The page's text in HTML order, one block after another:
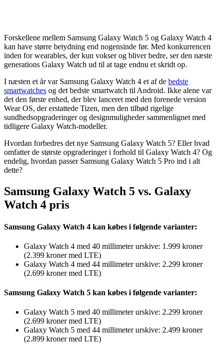
Forskellene mellem Samsung Galaxy Watch 5 og Galaxy Watch 4
kan have større betydning end nogensinde før. Med konkurrencen
inden for wearables, der kun vokser og bliver bedre, ser den næste
generations Galaxy Watch ud til at tage endnu et skridt op.
I næsten et år var Samsung Galaxy Watch 4 et af de bedste
smartwatches og det bedste smartwatch til Android. Ikke alene var
det den første enhed, der blev lanceret med den forenede version
Wear OS, der erstattede Tizen, men den tilbød rigelige
sundhedsopgraderinger og designmuligheder sammenlignet med
tidligere Galaxy Watch-modeller.
Hvordan forbedres det nye Samsung Galaxy Watch 5? Eller hvad
omfatter de største opgraderinger i forhold til Galaxy Watch 4? Og
endelig, hvordan passer Samsung Galaxy Watch 5 Pro ind i alt
dette?
Samsung Galaxy Watch 5 vs. Galaxy
Watch 4 pris
Samsung Galaxy Watch 4 kan købes i følgende varianter:
Galaxy Watch 4 med 40 millimeter urskive: 1.999 kroner
(2.399 kroner med LTE)
Galaxy Watch 4 med 44 millimeter urskive: 2.299 kroner
(2.699 kroner med LTE)
Samsung Galaxy Watch 5 kan købes i følgende varianter:
Galaxy Watch 5 med 40 millimeter urskive: 2.299 kroner
(2.699 kroner med LTE)
Galaxy Watch 5 med 44 millimeter urskive: 2.499 kroner
(2.899 kroner med LTE)